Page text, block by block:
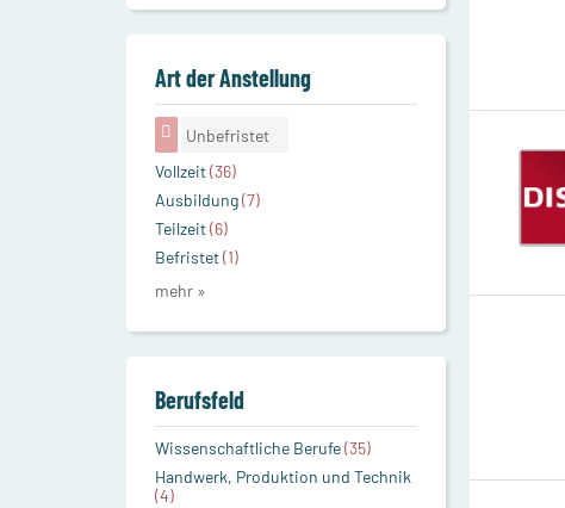
Art der Anstellung
Unbefristet
Vollzeit(36)
Ausbildung(7)
Teilzeit(6)
Befristet(1)
mehr »
Berufsfeld
Wissenschaftliche Berufe(35)
Handwerk, Produktion und Technik
(4)